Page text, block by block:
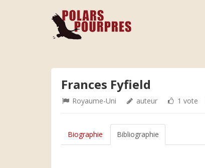
Frances Fyfield
Royaume-Uni auteur 1 vote
Biographie Bibliographie